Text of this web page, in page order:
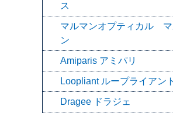
ス
マルマンオプティカル マ
ン
Amiparis アミパリ
Loopliant ループライアント
Dragee ドラジェ